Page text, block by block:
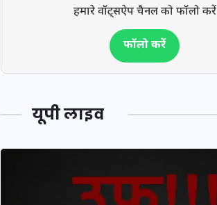
हमारे वॉट्सऐप चैनल को फॉलो करें
फॉलो करें
यूपी लाइव